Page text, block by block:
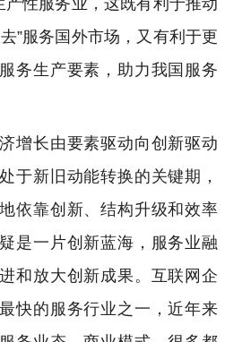
”服务国外市场，又有利于更
务生产要素，助力我国服务
长由要素驱动向创新驱动
于新旧动能转换的关键期，
依靠创新、结构升级和效率
是一片创新蓝海，服务业融
和放大创新成果。互联网企
快的服务行业之一，近年来